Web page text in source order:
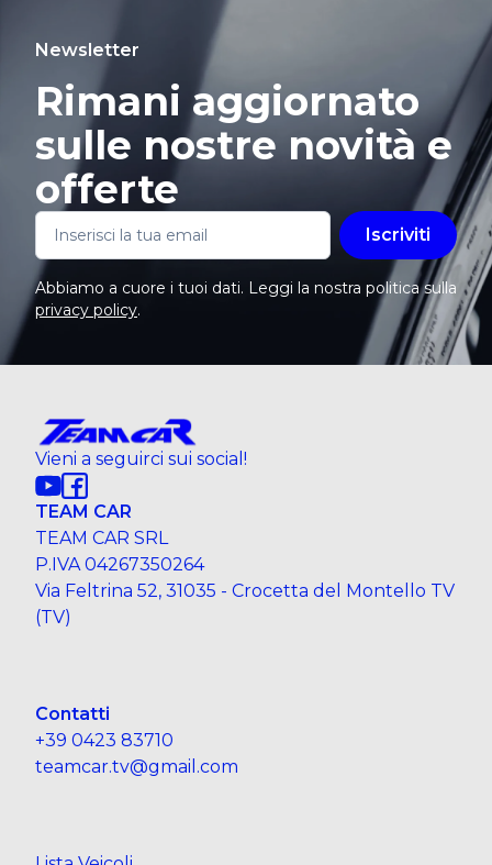
Newsletter
Rimani aggiornato
sulle nostre novità e
offerte
Iscriviti
Abbiamo a cuore i tuoi dati. Leggi la nostra politica sulla
privacy policy.
Vieni a seguirci sui social!
TEAM CAR
TEAM CAR SRL
P.IVA 04267350264
Via Feltrina 52, 31035 - Crocetta del Montello TV
(TV)
Contatti
+39 0423 83710
teamcar.tv@gmail.com